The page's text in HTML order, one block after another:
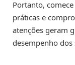
Portanto,
práticas e
atenções geram
desempenho dos